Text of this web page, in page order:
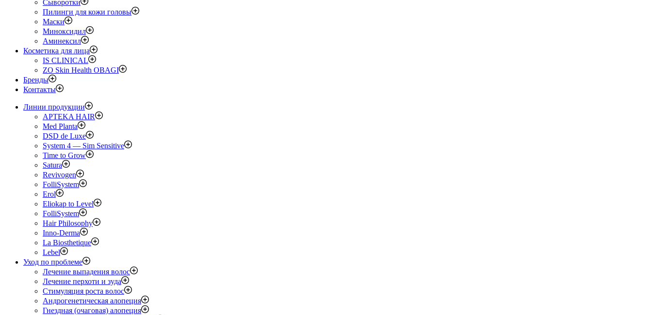
Сыворотки
Пилинги для кожи головы
Маски
Миноксидил
Аминексил
Косметика для лица
IS CLINICAL
ZO Skin Health OBAGI
Бренды
Контакты
Линии продукции
APTEKA HAIR
Med Planta
DSD de Luxe
System 4 — Sim Sensitive
Time to Grow
Satura
Revivogen
FolliSystem
Erol
Eliokap to Level
FolliSystem
Hair Philosophy
Inno-Derma
La Biosthetique
Lebel
Уход по проблеме
Лечение выпадения волос
Лечение перхоти и зуда
Стимуляция роста волос
Андрогенетическая алопеция
Гнездная (очаговая) алопеция